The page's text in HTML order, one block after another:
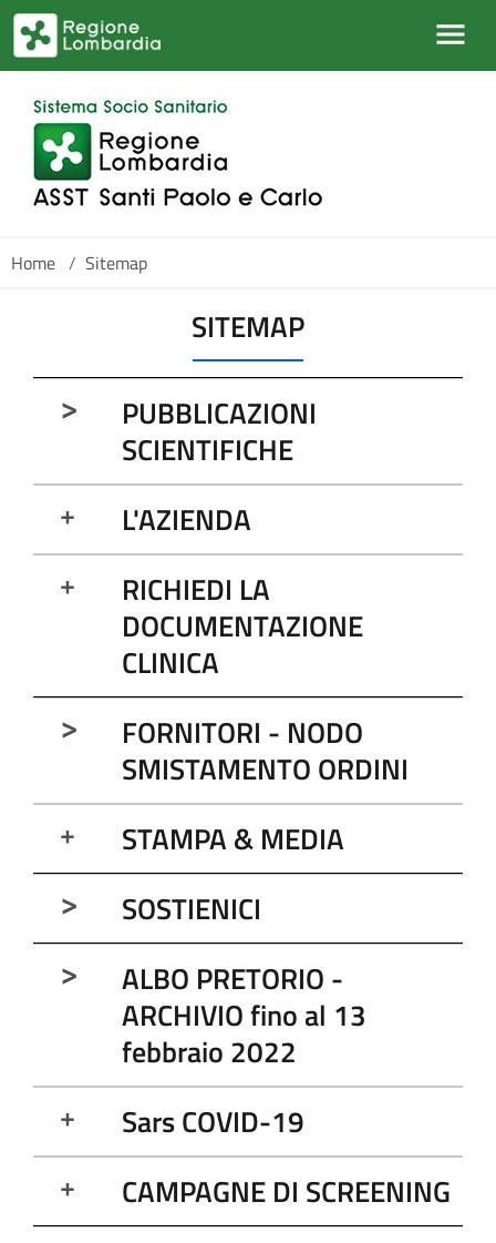
Salta al contenuto principale
Home / Sitemap
SITEMAP
PUBBLICAZIONI
SCIENTIFICHE
L'AZIENDA
RICHIEDI LA
DOCUMENTAZIONE
CLINICA
FORNITORI - NODO
SMISTAMENTO ORDINI
STAMPA & MEDIA
SOSTIENICI
ALBO PRETORIO -
ARCHIVIO fino al 13
febbraio 2022
Sars COVID-19
CAMPAGNE DI SCREENING